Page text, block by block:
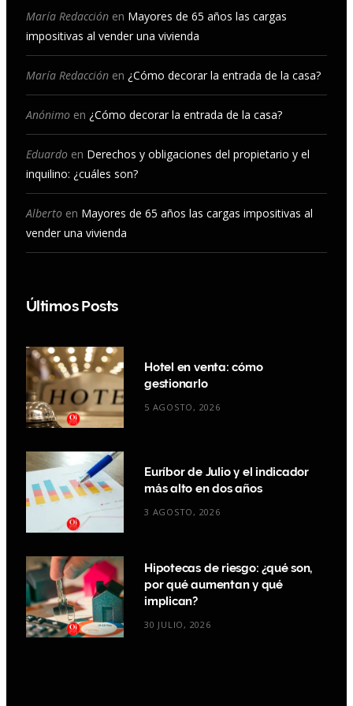
b
o
o
a
g
r
m
u
b
e
e
I
María Redacción en Mayores de 65 años las cargas
impositivas al vender una vivienda
María Redacción en ¿Cómo decorar la entrada de la casa?
Anónimo en ¿Cómo decorar la entrada de la casa?
Eduardo en Derechos y obligaciones del propietario y el
inquilino: ¿cuáles son?
Alberto en Mayores de 65 años las cargas impositivas al
vender una vivienda
Últimos Posts
Hotel en venta: cómo
gestionarlo
5 AGOSTO, 2026
Euríbor de Julio y el indicador
más alto en dos años
3 AGOSTO, 2026
Hipotecas de riesgo: ¿qué son,
por qué aumentan y qué
implican?
30 JULIO, 2026